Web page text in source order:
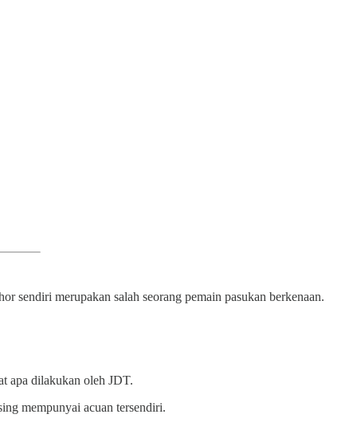
merupakan salah seorang pemain pasukan berkenaan.
apa dilakukan oleh JDT.
mempunyai acuan tersendiri.